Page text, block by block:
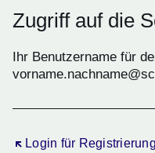
Zugriff auf die
Ihr Benutzername für
Login für
Öffnet sich in einem